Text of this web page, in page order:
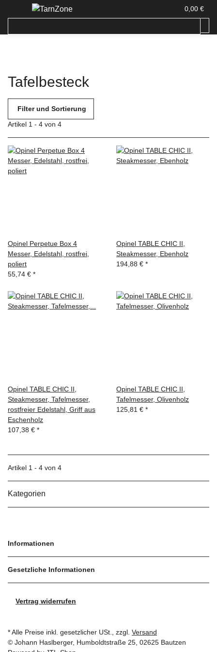
0,00 €
Tafelbesteck
Filter und Sortierung
Artikel 1 - 4 von 4
Opinel Perpetue Box 4
Messer, Edelstahl, rostfrei,
poliert
55,74 € *
Opinel TABLE CHIC II,
Steakmesser, Ebenholz
194,88 € *
Opinel TABLE CHIC II,
Steakmesser, Tafelmesser,
rostfreier Edelstahl, Griff aus
Eschenholz
107,38 € *
Opinel TABLE CHIC II,
Tafelmesser, Olivenholz
125,81 € *
Artikel 1 - 4 von 4
Kategorien
Informationen
Gesetzliche Informationen
Vertrag widerrufen
* Alle Preise inkl. gesetzlicher USt., zzgl. Versand
© Johann Haslberger, Humboldtstraße 25, 02625 Bautzen